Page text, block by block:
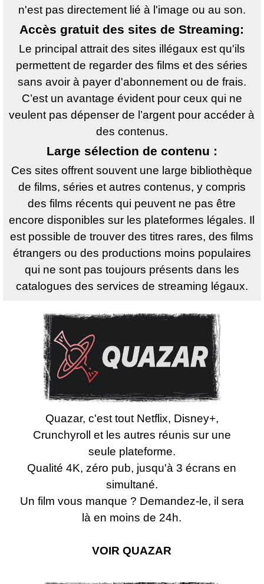
n'est pas directement lié à l'image ou au son.
Accès gratuit des sites de Streaming:
Le principal attrait des sites illégaux est qu'ils
permettent de regarder des films et des séries
sans avoir à payer d'abonnement ou de frais.
C’est un avantage évident pour ceux qui ne
veulent pas dépenser de l’argent pour accéder à
des contenus.
Large sélection de contenu :
Ces sites offrent souvent une large bibliothèque
de films, séries et autres contenus, y compris
des films récents qui peuvent ne pas être
encore disponibles sur les plateformes légales. Il
est possible de trouver des titres rares, des films
étrangers ou des productions moins populaires
qui ne sont pas toujours présents dans les
catalogues des services de streaming légaux.
Quazar, c'est tout Netflix, Disney+,
Crunchyroll et les autres réunis sur une
seule plateforme.
Qualité 4K, zéro pub, jusqu'à 3 écrans en
simultané.
Un film vous manque ? Demandez-le, il sera
là en moins de 24h.
VOIR QUAZAR